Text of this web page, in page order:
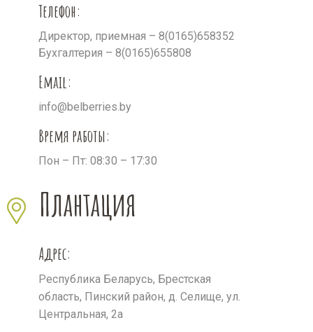
Телефон:
Директор, приемная – 8(0165)658352
Бухгалтерия – 8(0165)655808
Email:
info@belberries.by
Время работы:
Пон – Пт: 08:30 – 17:30
Плантация
Адрес:
Республика Беларусь, Брестская
область, Пинский район, д. Селище, ул.
Центральная, 2а